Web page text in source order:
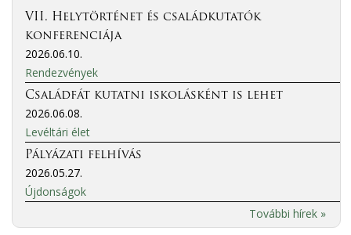
VII. Helytörténet és családkutatók
konferenciája
2026.06.10.
Rendezvények
Családfát kutatni iskolásként is lehet
2026.06.08.
Levéltári élet
Pályázati felhívás
2026.05.27.
Újdonságok
További hírek »